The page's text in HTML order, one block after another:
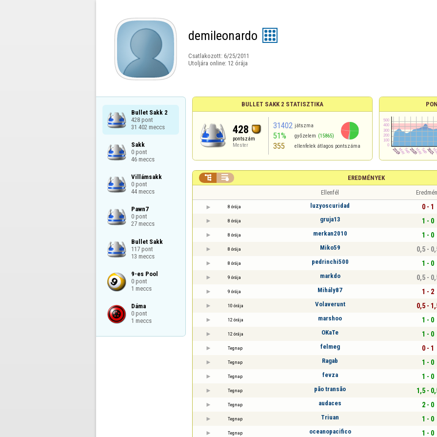
demileonardo
Csatlakozott: 6/25/2011
Utoljára online: 12 órája
Bullet Sakk 2
428 pont
31 402 meccs
Sakk
0 pont
46 meccs
Villámsakk
0 pont
44 meccs
Pawn7
0 pont
27 meccs
Bullet Sakk
117 pont
13 meccs
9-es Pool
0 pont
1 meccs
Dáma
0 pont
1 meccs
BULLET SAKK 2 STATISZTIKA
428
pontszám
Mester
31402 játszma
51% győzelem (15865)
355 ellenfelek átlagos pontszáma
EREDMÉNYEK
 
Ellenfél
8 órája luzyoscuridad 0 - 1
8 órája gruja13 1 - 0
8 órája merkan2010 1 - 0
8 órája Miko59 0,5 -
8 órája pedrinchi500 1 - 0
9 órája markdo 0,5 -
9 órája Mihály87 1 - 2
10 órája Volaverunt 0,5 -
12 órája marshoo 1 - 0
12 órája OKaTe 1 - 0
Tegnap felmeg 0 - 1
Tegnap Ragab 1 - 0
Tegnap fevza 1 - 0
Tegnap pão transão 1,5 -
Tegnap audaces 2 - 0
Tegnap Triuan 1 - 0
Tegnap oceanopacifico 1 - 0